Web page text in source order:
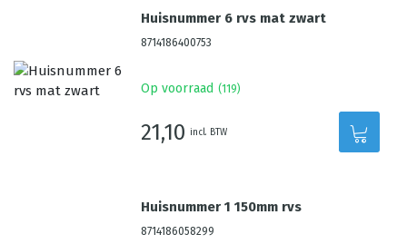
Huisnummer 6 rvs mat zwart
8714186400753
Op voorraad (119)
21,10 incl. BTW
Huisnummer 1 150mm rvs
8714186058299